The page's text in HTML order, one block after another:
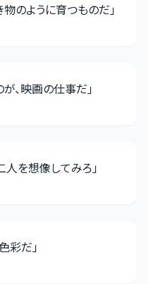
のように育つものだ」
、映画の仕事だ」
人を想像してみろ」
彩だ」